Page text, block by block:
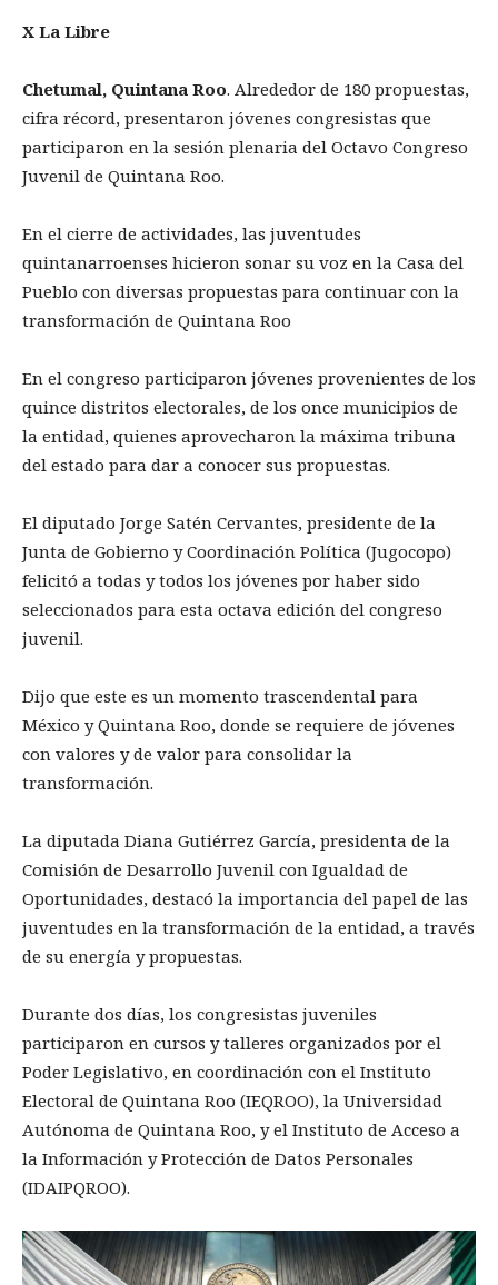
X La Libre
Chetumal, Quintana Roo. Alrededor de 180 propuestas,
cifra récord, presentaron jóvenes congresistas que
participaron en la sesión plenaria del Octavo Congreso
Juvenil de Quintana Roo.
En el cierre de actividades, las juventudes
quintanarroenses hicieron sonar su voz en la Casa del
Pueblo con diversas propuestas para continuar con la
transformación de Quintana Roo
En el congreso participaron jóvenes provenientes de los
quince distritos electorales, de los once municipios de
la entidad, quienes aprovecharon la máxima tribuna
del estado para dar a conocer sus propuestas.
El diputado Jorge Satén Cervantes, presidente de la
Junta de Gobierno y Coordinación Política (Jugocopo)
felicitó a todas y todos los jóvenes por haber sido
seleccionados para esta octava edición del congreso
juvenil.
Dijo que este es un momento trascendental para
México y Quintana Roo, donde se requiere de jóvenes
con valores y de valor para consolidar la
transformación.
La diputada Diana Gutiérrez García, presidenta de la
Comisión de Desarrollo Juvenil con Igualdad de
Oportunidades, destacó la importancia del papel de las
juventudes en la transformación de la entidad, a través
de su energía y propuestas.
Durante dos días, los congresistas juveniles
participaron en cursos y talleres organizados por el
Poder Legislativo, en coordinación con el Instituto
Electoral de Quintana Roo (IEQROO), la Universidad
Autónoma de Quintana Roo, y el Instituto de Acceso a
la Información y Protección de Datos Personales
(IDAIPQROO).